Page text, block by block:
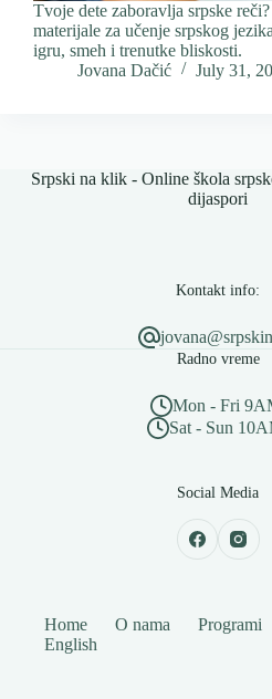
Tvoje dete zaboravlja srpske
materijale za učenje srpskog
igru, smeh i trenutke bliskosti.
Jovana Dačić
July 31,
Srpski na klik - Online škola
dijaspori
Kontakt info:
Radno vreme
Mon - Fri
Sat - Sun
Social Media
Home O nama Programi
English